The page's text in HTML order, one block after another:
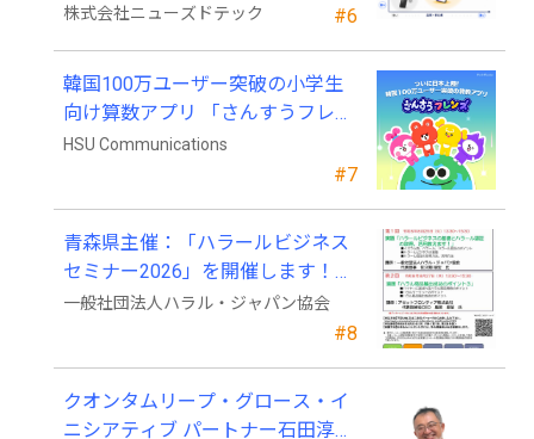
#6
月23日から販売開始
株式会社ニューズドテック
#7
韓国100万ユーザー突破の小学生
向け算数アプリ 「さんすうフレン
ズ」、ついに日本上陸!
HSU Communications
#8
青森県主催：「ハラールビジネス
セミナー2026」を開催します！
（参加費無料）
一般社団法人ハラル・ジャパン協会
クオンタムリープ・グロース・イ
ニシアティブ パートナー石田淳也